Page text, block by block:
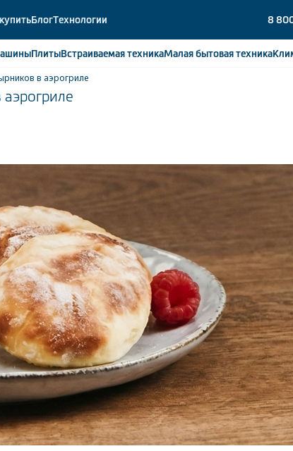
БлогТехнологии 8
ПлитыВстраиваемаятехникаМалая бытоваятехника
в аэрогриле